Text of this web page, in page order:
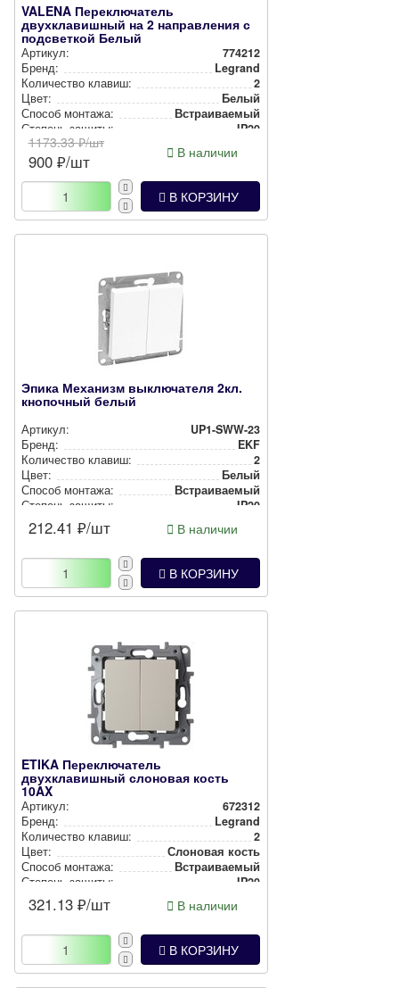
VALENA Переключатель
двухклавишный на 2 направления с
подсветкой Белый
Артикул:
774212
Бренд:
Legrand
Количество клавиш:
2
Цвет:
Белый
Способ монтажа:
Встра­ива­емый
Степень защиты:
IP20
1173.33₽/шт
900 ₽/шт В наличии
В КОРЗИНУ
Эпика Механизм выключателя 2кл.
кнопочный белый
Артикул:
UP1-SWW-23
Бренд:
EKF
Количество клавиш:
2
Цвет:
Белый
Способ монтажа:
Встра­ива­емый
Степень защиты:
IP20
212.41 ₽/шт В наличии
В КОРЗИНУ
ETIKA Переключатель
двухклавишный слоновая кость
10AX
Артикул:
672312
Бренд:
Legrand
Количество клавиш:
2
Цвет:
Слоновая кость
Способ монтажа:
Встра­ива­емый
Степень защиты:
IP20
321.13 ₽/шт В наличии
В КОРЗИНУ